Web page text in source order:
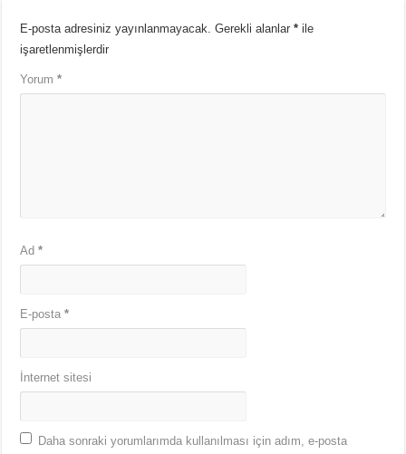
E-posta adresiniz yayınlanmayacak. Gerekli alanlar* ile
işaretlenmişlerdir
Yorum*
Ad*
E-posta*
İnternet sitesi
Daha sonraki yorumlarımda kullanılması için adım, e-posta